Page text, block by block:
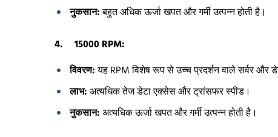
नुकसान:बहुत अधिक ऊर्जा खपत और गर्मी उत्पन्न होती है।
4. 15000 RPM:
विवरण:यह RPM विशेष रूप से उच्च प्रदर्शन वाले सर्वर और
लाभ:अत्यधिक तेज डेटा एक्सेस और ट्रांसफर स्पीड।
नुकसान:अत्यधिक ऊर्जा खपत और गर्मी उत्पन्न होती है।